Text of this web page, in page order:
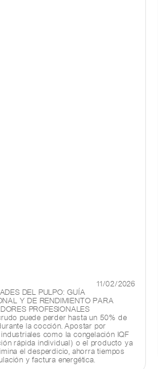
11/02/2026
DEL PULPO: GUÍA
Y DE RENDIMIENTO PARA
PROFESIONALES
puede perder hasta un 50% de
la cocción. Apostar por
como la congelación IQF
rápida individual) o el producto ya
el desperdicio, ahorra tiempos
y factura energética.